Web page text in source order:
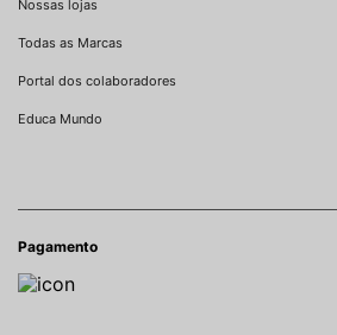
Nossas lojas
Todas as Marcas
Portal dos colaboradores
Educa Mundo
Pagamento